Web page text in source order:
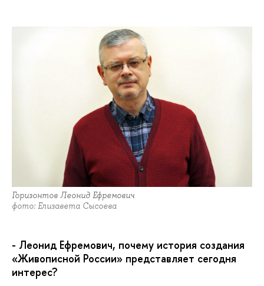
Горизонтов Леонид Ефремович
фото: Елизавета Сысоева
- Леонид Ефремович, почему история создания
«Живописной России» представляет сегодня
интерес?